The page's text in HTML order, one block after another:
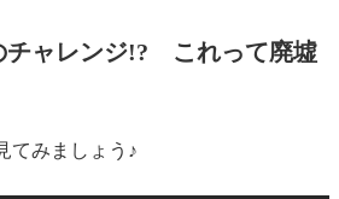
チャレンジ!? これって廃墟
てみましょう♪